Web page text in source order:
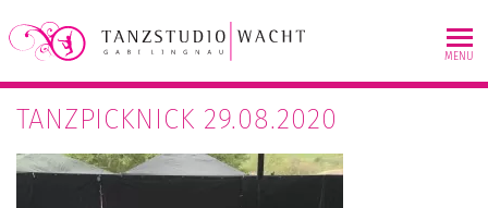
to
content
MENU
TANZPICKNICK 29.08.2020